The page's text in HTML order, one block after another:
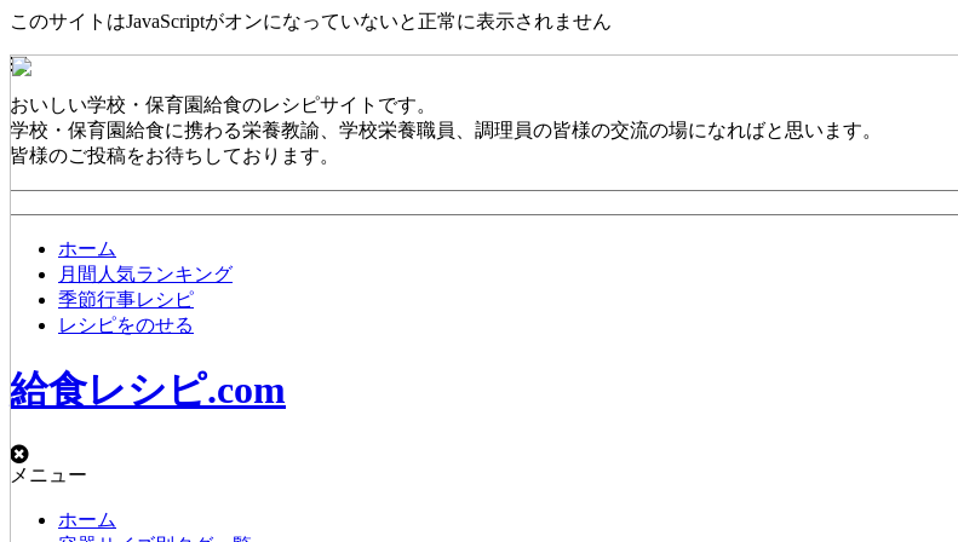
このサイトはJavaScriptがオンになっていないと正常に表示されません
おいしい学校・保育園給食のレシピサイトです。
学校・保育園給食に携わる栄養教諭、学校栄養職員、調理員の皆様の交流の場になればと思います。
皆様のご投稿をお待ちしております。
ホーム
月間人気ランキング
季節行事レシピ
レシピをのせる
給食レシピ.com
メニュー
ホーム